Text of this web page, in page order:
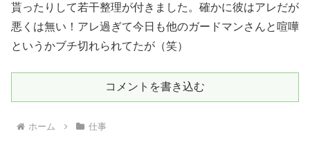
貰ったりして若干整理が付きました。確かに彼はアレだが
悪くは無い！アレ過ぎて今日も他のガードマンさんと喧嘩
というかブチ切れられてたが（笑）
コメントを書き込む
ホーム 仕事